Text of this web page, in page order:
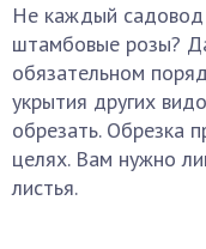
Не каждый садовод
штамбовые розы?
обязательном
укрытия других
обрезать. Обрезка
целях. Вам нужно
листья.